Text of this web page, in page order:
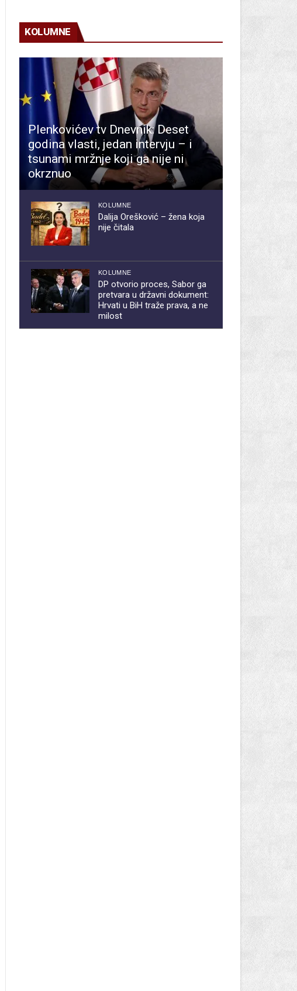
KOLUMNE
Plenkovićev tv Dnevnik: Deset
godina vlasti, jedan intervju – i
tsunami mržnje koji ga nije ni
okrznuo
KOLUMNE
Dalija Orešković – žena koja
nije čitala
KOLUMNE
DP otvorio proces, Sabor ga
pretvara u državni dokument:
Hrvati u BiH traže prava, a ne
milost